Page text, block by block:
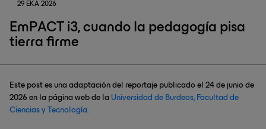
29 EKA 2026
EmPACT i3, cuando la pedagogía pisa
tierra firme
Este post es una adaptación del reportaje publicado el 24 de junio de
2026 en la página web de la Universidad de Burdeos, Facultad de
Ciencias y Tecnología.